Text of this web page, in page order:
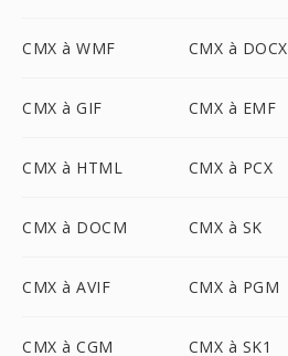
CMX à WMF CMX à DOCX
CMX à GIF CMX à EMF
CMX à HTML CMX à PCX
CMX à DOCM CMX à SK
CMX à AVIF CMX à PGM
CMX à CGM CMX à SK1